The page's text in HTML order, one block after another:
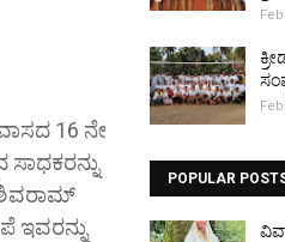
16 ನೇ
ಶಿವರಾಮ್
ಇವರನ್ನು
POPULAR